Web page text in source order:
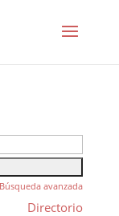
Búsqueda avanzada
Directorio